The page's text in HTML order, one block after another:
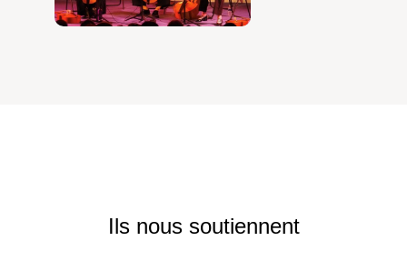
Ils nous soutiennent